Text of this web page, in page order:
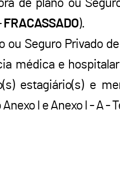
de plano ou
FRACASSADO).
ou Seguro Privado
médica e
estagiário(s) e
I e Anexo I - A -